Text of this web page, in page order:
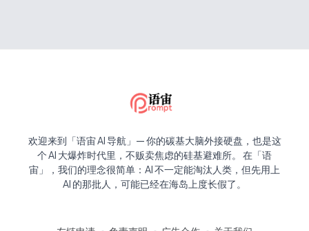
欢迎来到「语宙 AI 导航」— 你的碳基大脑外接硬盘，也是这
个 AI 大爆炸时代里，不贩卖焦虑的硅基避难所。 在「语
宙」，我们的理念很简单：AI 不一定能淘汰人类，但先用上
AI 的那批人，可能已经在海岛上度长假了。